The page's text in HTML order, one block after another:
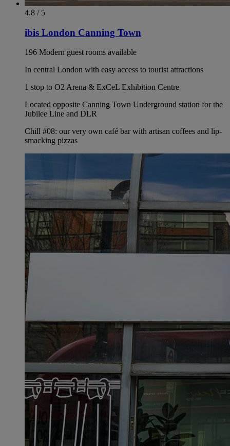
4.8 / 5
ibis London Canning Town
196 Modern guest rooms available
In central London with easy access to tourist attractions
1 stop to O2 Arena & ExCeL Exhibition Centre
Located opposite Canning Town Underground station for the
Jubilee Line and DLR
Chill #08: our very own café bar with artisan coffees and lip-
smacking pizzas